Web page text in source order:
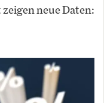
neue Daten: